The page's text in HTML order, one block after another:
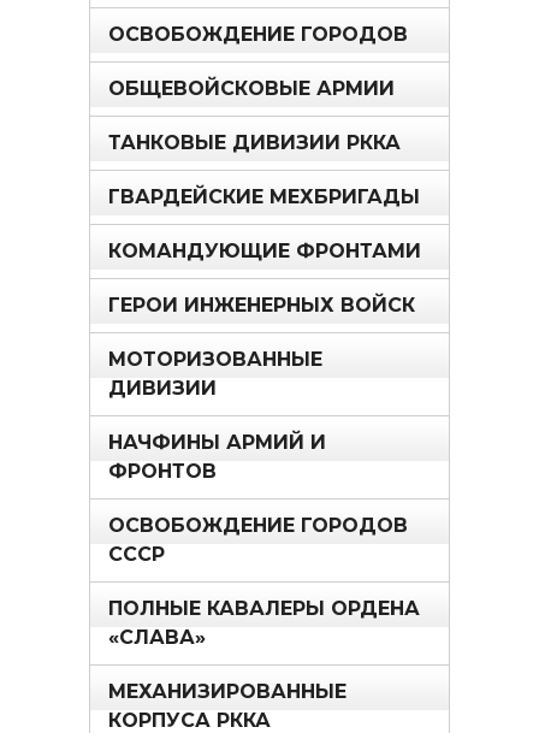
ОСВОБОЖДЕНИЕ ГОРОДОВ
ОБЩЕВОЙСКОВЫЕ АРМИИ
ТАНКОВЫЕ ДИВИЗИИ РККА
ГВАРДЕЙСКИЕ МЕХБРИГАДЫ
КОМАНДУЮЩИЕ ФРОНТАМИ
ГЕРОИ ИНЖЕНЕРНЫХ ВОЙСК
МОТОРИЗОВАННЫЕ
ДИВИЗИИ
НАЧФИНЫ АРМИЙ И
ФРОНТОВ
ОСВОБОЖДЕНИЕ ГОРОДОВ
СССР
ПОЛНЫЕ КАВАЛЕРЫ ОРДЕНА
«СЛАВА»
МЕХАНИЗИРОВАННЫЕ
КОРПУСА РККА